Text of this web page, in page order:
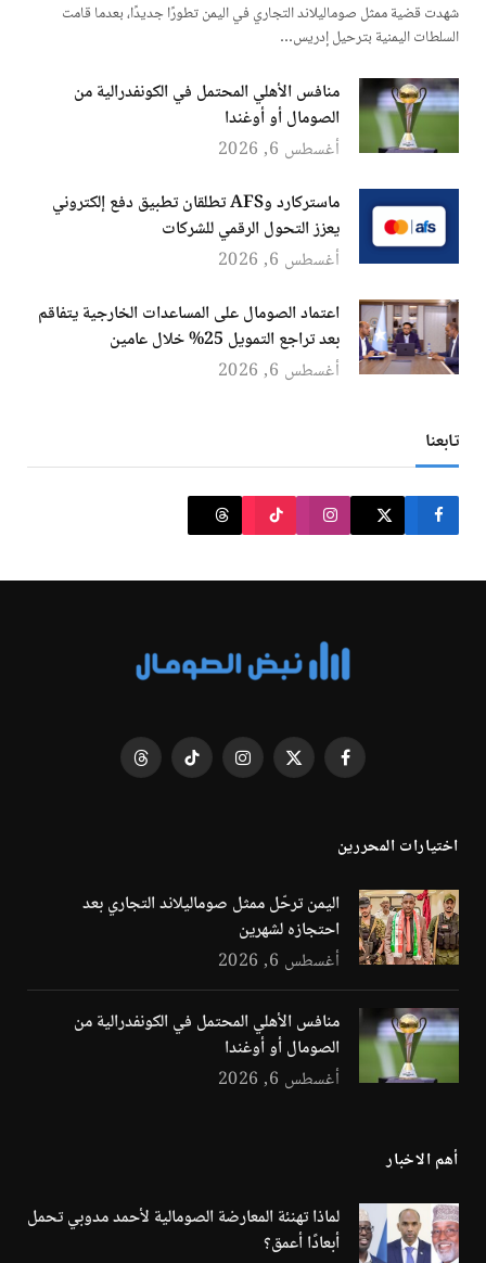
شهدت قضية ممثل صوماليلاند التجاري في اليمن تطورًا جديدًا، بعدما قامت
السلطات اليمنية بترحيل إدريس…
منافس الأهلي المحتمل في الكونفدرالية من
الصومال أو أوغندا
أغسطس 6, 2026
ماستركارد وAFS تطلقان تطبيق دفع إلكتروني
يعزز التحول الرقمي للشركات
أغسطس 6, 2026
اعتماد الصومال على المساعدات الخارجية يتفاقم
بعد تراجع التمويل 25% خلال عامين
أغسطس 6, 2026
تابعنا
فيسبوك X
الانستغرامتيكتوك Threads
اختيارات المحررين
اليمن ترحّل ممثل صوماليلاند التجاري بعد
احتجازه لشهرين
أغسطس 6, 2026
منافس الأهلي المحتمل في الكونفدرالية من
الصومال أو أوغندا
أغسطس 6, 2026
أهم الاخبار
لماذا تهنئة المعارضة الصومالية لأحمد مدوبي تحمل
أبعادًا أعمق؟